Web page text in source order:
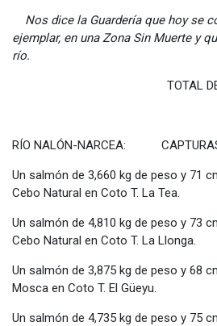
Nos dice la Guardería que hoy se
ejemplar, en una Zona Sin Muerte y
río.
TOTAL DEL RÍO:
RÍO NALÓN-NARCEA: CAPTURAS
Un salmón de 3,660 kg de peso y 71
Cebo Natural en Coto T. La Tea.
Un salmón de 4,810 kg de peso y 73
Cebo Natural en Coto T. La Llonga.
Un salmón de 3,875 kg de peso y 68
Mosca en Coto T. El Güeyu.
Un salmón de 4,735 kg de peso y 75